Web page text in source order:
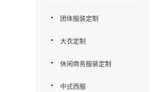
团体服装定制
大衣定制
休闲商务服装定制
中式西服